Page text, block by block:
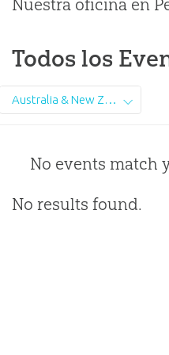
Nuestra oficina en
Todos los
Australia & New Zealand
No events match
No results found.